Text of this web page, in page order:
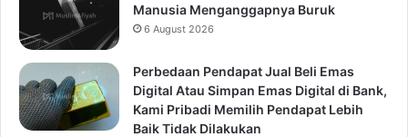
Manusia Menganggapnya Buruk
6 August 2026
Perbedaan Pendapat Jual Beli Emas
Digital Atau Simpan Emas Digital di Bank,
Kami Pribadi Memilih Pendapat Lebih
Baik Tidak Dilakukan